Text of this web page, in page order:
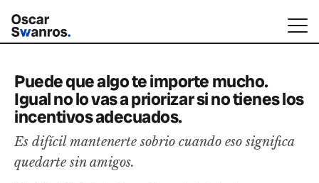
Puede que algo te importe mucho.
Igual no lo vas a priorizar si no tienes los
incentivos adecuados.
Es difícil mantenerte sobrio cuando eso significa
quedarte sin amigos.